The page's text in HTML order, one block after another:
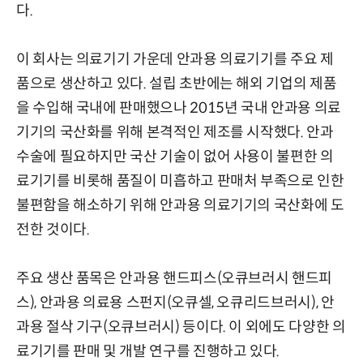
다.
이 회사는 의료기기 가운데 안과용 의료기기를 주요 제
품으로 생산하고 있다. 설립 초반에는 해외 기업의 제품
을 수입해 국내에 판매했으나 2015년 국내 안과용 의료
기기의 국산화를 위해 본격적인 제조를 시작했다. 안과
수술에 필요하지만 국산 기술이 없어 사용이 불편한 의
료기기를 비롯해 품질이 미흡하고 판매처 부족으로 인한
불편함을 해소하기 위해 안과용 의료기기의 국산화에 도
전한 것이다.
주요 생산 품목은 안과용 핸드피스(오큐브러시 핸드피
스), 안과용 의료용 스펀지(오큐셀, 오큐리드브러시), 안
과용 절삭 기구(오큐브러시) 등이다. 이 외에도 다양한 의
료기기를 판매 및 개발 연구를 진행하고 있다.